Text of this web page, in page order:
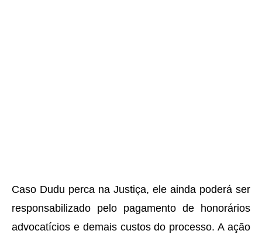
Caso Dudu perca na Justiça, ele ainda poderá ser
responsabilizado pelo pagamento de honorários
advocatícios e demais custos do processo. A ação